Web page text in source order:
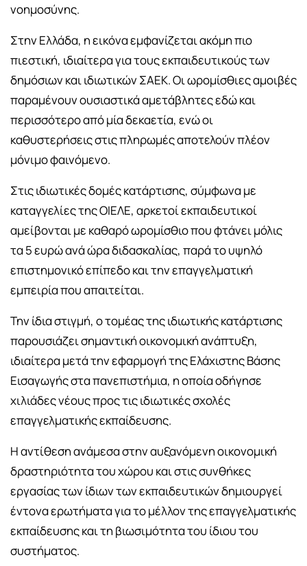
νοημοσύνης.
Στην Ελλάδα, η εικόνα εμφανίζεται ακόμη πιο
πιεστική, ιδιαίτερα για τους εκπαιδευτικούς των
δημόσιων και ιδιωτικών ΣΑΕΚ. Οι ωρομίσθιες αμοιβές
παραμένουν ουσιαστικά αμετάβλητες εδώ και
περισσότερο από μία δεκαετία, ενώ οι
καθυστερήσεις στις πληρωμές αποτελούν πλέον
μόνιμο φαινόμενο.
Στις ιδιωτικές δομές κατάρτισης, σύμφωνα με
καταγγελίες της ΟΙΕΛΕ, αρκετοί εκπαιδευτικοί
αμείβονται με καθαρό ωρομίσθιο που φτάνει μόλις
τα 5 ευρώ ανά ώρα διδασκαλίας, παρά το υψηλό
επιστημονικό επίπεδο και την επαγγελματική
εμπειρία που απαιτείται.
Την ίδια στιγμή, ο τομέας της ιδιωτικής κατάρτισης
παρουσιάζει σημαντική οικονομική ανάπτυξη,
ιδιαίτερα μετά την εφαρμογή της Ελάχιστης Βάσης
Εισαγωγής στα πανεπιστήμια, η οποία οδήγησε
χιλιάδες νέους προς τις ιδιωτικές σχολές
επαγγελματικής εκπαίδευσης.
Η αντίθεση ανάμεσα στην αυξανόμενη οικονομική
δραστηριότητα του χώρου και στις συνθήκες
εργασίας των ίδιων των εκπαιδευτικών δημιουργεί
έντονα ερωτήματα για το μέλλον της επαγγελματικής
εκπαίδευσης και τη βιωσιμότητα του ίδιου του
συστήματος.